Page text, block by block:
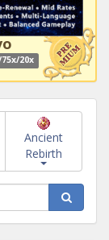
20x
Ancient
Rebirth